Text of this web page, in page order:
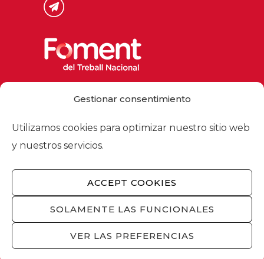
Gestionar consentimiento
Utilizamos cookies para optimizar nuestro sitio web
y nuestros servicios.
ACCEPT COOKIES
SOLAMENTE LAS FUNCIONALES
VER LAS PREFERENCIAS
foment@foment.com
© 2026 - Foment del Treball Nacional
de privacidad /Política de cookies
Privacidad redes sociales